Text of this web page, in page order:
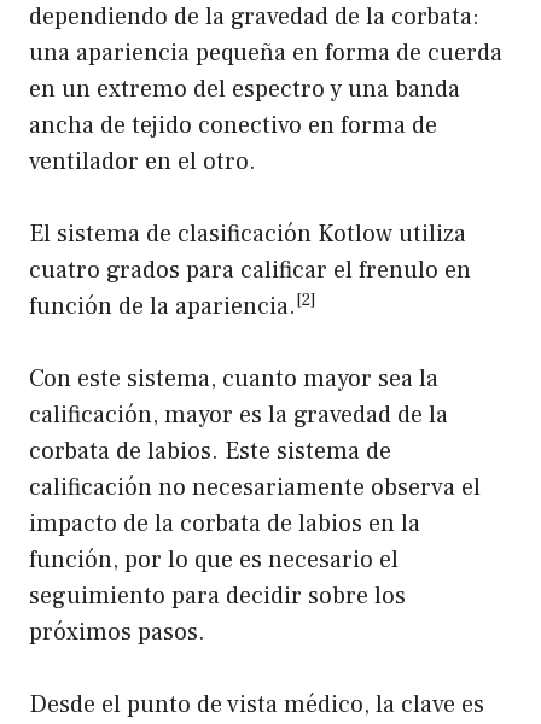
dependiendo de la gravedad de la corbata:
una apariencia pequeña en forma de cuerda
en un extremo del espectro y una banda
ancha de tejido conectivo en forma de
ventilador en el otro.
El sistema de clasificación Kotlow utiliza
cuatro grados para calificar el frenulo en
función de la apariencia.[2]
Con este sistema, cuanto mayor sea la
calificación, mayor es la gravedad de la
corbata de labios. Este sistema de
calificación no necesariamente observa el
impacto de la corbata de labios en la
función, por lo que es necesario el
seguimiento para decidir sobre los
próximos pasos.
Desde el punto de vista médico, la clave es